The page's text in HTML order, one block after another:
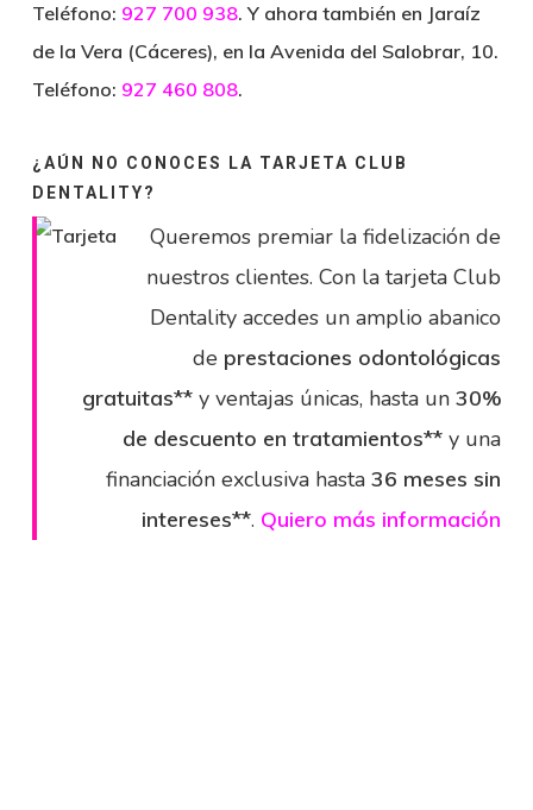
Teléfono: 927 700 938. Y ahora también en Jaraíz
de la Vera (Cáceres), en la Avenida del Salobrar, 10.
Teléfono: 927 460 808.
¿AÚN NO CONOCES LA TARJETA CLUB
DENTALITY?
Queremos premiar la fidelización de
nuestros clientes. Con la tarjeta Club
Dentality accedes un amplio abanico
de prestaciones odontológicas
gratuitas** y ventajas únicas, hasta un30%
de descuento en tratamientos** y una
financiación exclusiva hasta36 meses sin
intereses**. Quiero más información